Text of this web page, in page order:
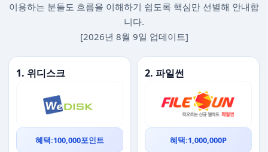
이용하는 분들도 흐름을 이해하기 쉽도록 핵심만 선별해 안내합
니다.
[2026년 8월 9일 업데이트]
1. 위디스크
혜택:100,000포인트
2. 파일썬
혜택:1,000,000P